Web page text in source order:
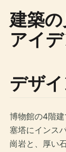
建築
アイ
デザ
博物館の4階
塞塔にインス
崗岩と、厚い